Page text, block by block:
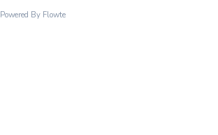
Powered By Flowte